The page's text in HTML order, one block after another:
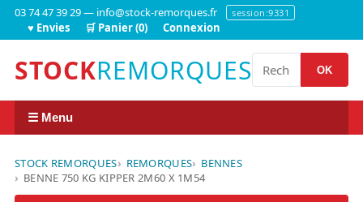
03 74 47 39 29 — info@stock-remorques.fr session:9331
♥ Envies 🛒 Panier (0) Connexion
STOCKREMORQUES OK
☰ Menu
STOCK REMORQUES REMORQUES
BENNES
BENNE 750 KG KIPPER 2M60 X 1M54